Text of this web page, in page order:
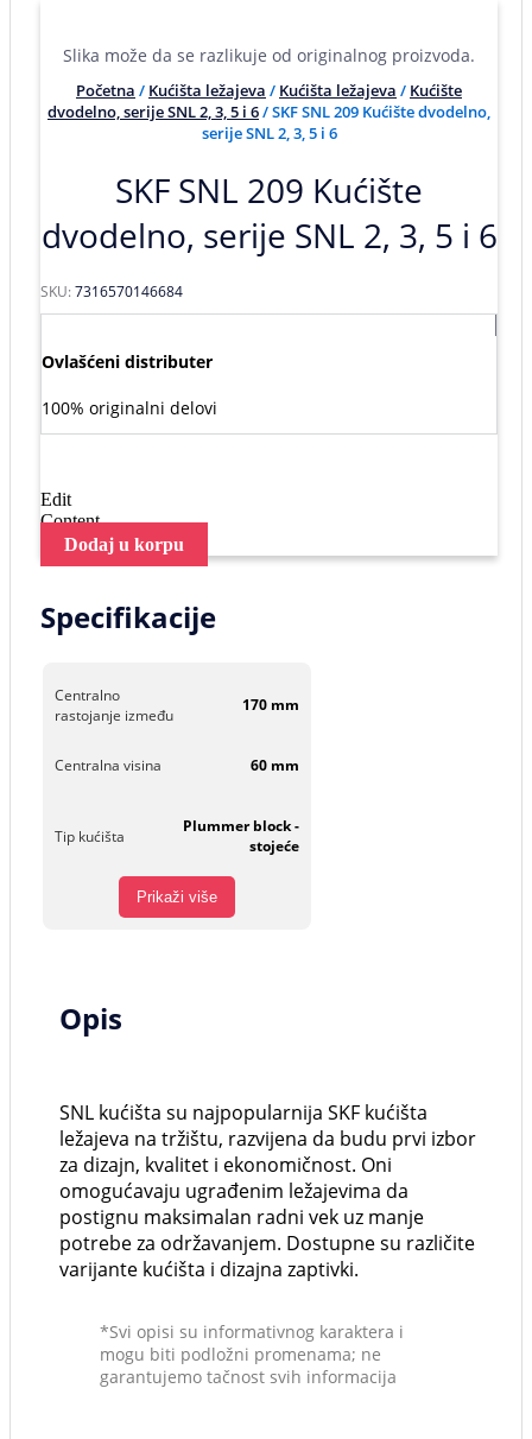
Slika može da se razlikuje od originalnog proizvoda.
Početna / Kućišta ležajeva / Kućišta ležajeva / Kućište
dvodelno, serije SNL 2, 3, 5 i 6/ SKF SNL 209 Kućište dvodelno,
serije SNL 2, 3, 5 i 6
SKF SNL 209 Kućište
dvodelno, serije SNL 2, 3, 5 i 6
SKU:7316570146684
Ovlašćeni distributer
100% originalni delovi
Edit
Content
Dodaj u korpu
Specifikacije
Centralno
rastojanje između
170 mm
Centralna visina 60 mm
Tip kućišta
Plummer block -
stojeće
Prikaži više
Opis
SNL kućišta su najpopularnija SKF kućišta
ležajeva na tržištu, razvijena da budu prvi izbor
za dizajn, kvalitet i ekonomičnost. Oni
omogućavaju ugrađenim ležajevima da
postignu maksimalan radni vek uz manje
potrebe za održavanjem. Dostupne su različite
varijante kućišta i dizajna zaptivki.
*Svi opisi su informativnog karaktera i
mogu biti podložni promenama; ne
garantujemo tačnost svih informacija